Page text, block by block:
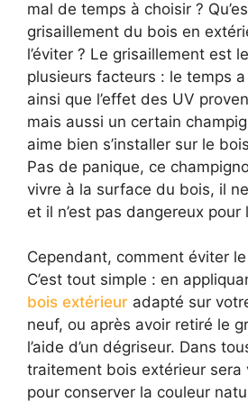
mal de temps à choisir ?
grisaillement du bois en
l’éviter ? Le grisaillement est
plusieurs facteurs : le temps
ainsi que l’effet des UV
mais aussi un certain
aime bien s’installer sur le
Pas de panique, ce
vivre à la surface du bois, il
et il n’est pas dangereux pour
Cependant, comment éviter
C’est tout simple : en
bois extérieur adapté sur
neuf, ou après avoir retiré le
l’aide d’un dégriseur. Dans
traitement bois extérieur sera
pour conserver la couleur